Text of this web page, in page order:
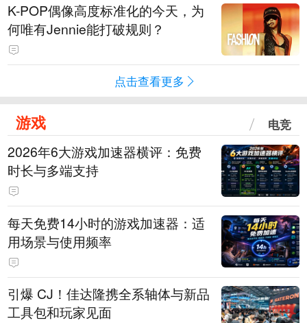
K-POP偶像高度标准化的今天，为
何唯有Jennie能打破规则？
点击查看更多
游戏 电竞
2026年6大游戏加速器横评：免费
时长与多端支持
每天免费14小时的游戏加速器：适
用场景与使用频率
引爆 CJ！佳达隆携全系轴体与新品
工具包和玩家见面